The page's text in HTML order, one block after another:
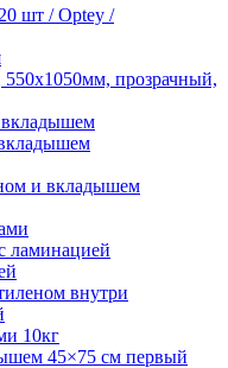
шт / Optey /
прозрачный,
и вкладышем
ламинацией
внутри
10кг
45×75 см первый